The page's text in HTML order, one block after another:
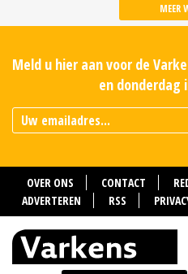
MEER
Meld u hier aan voor de
en donderdag
OVER ONS CONTACT
ADVERTEREN
RSS